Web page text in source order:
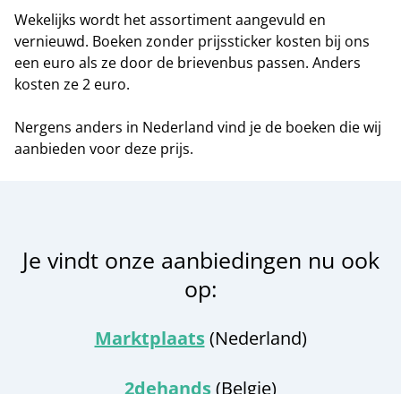
Wekelijks wordt het assortiment aangevuld en
vernieuwd. Boeken zonder prijssticker kosten bij ons
een euro als ze door de brievenbus passen. Anders
kosten ze 2 euro.
Nergens anders in Nederland vind je de boeken die wij
aanbieden voor deze prijs.
Je vindt onze aanbiedingen nu ook
op:
Marktplaats(Nederland)
2dehands(Belgie)